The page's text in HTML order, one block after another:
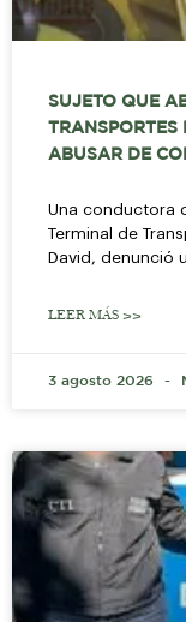
SUJETO QUE
TRANSPORTES
ABUSAR DE
Una conductora
Terminal de
David, denunció
LEER MÁS >>
3 agosto 2026